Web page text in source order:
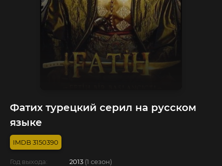
Фатих турецкий серил на русском
языке
3150390
Год выхода: 2013 (1 сезон)